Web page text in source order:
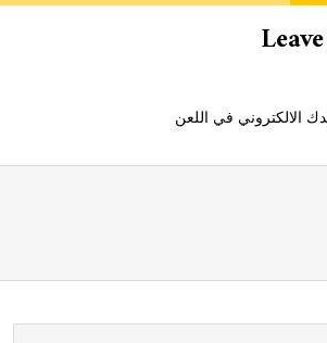
الالكتروني في اللعن